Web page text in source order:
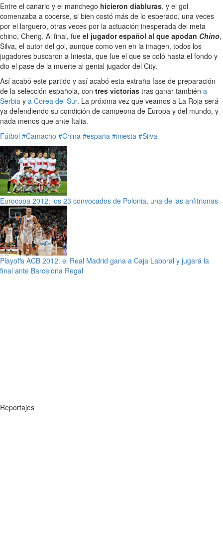
Entre el canario y el manchego hicieron diabluras, y el gol
comenzaba a cocerse, si bien costó más de lo esperado, una veces
por el larguero, otras veces por la actuación inesperada del meta
chino, Cheng. Al final, fue el jugador español al que apodan Chino,
Silva, el autor del gol, aunque como ven en la imagen, todos los
jugadores buscaron a Iniesta, que fue el que se coló hasta el fondo y
dio el pase de la muerte al genial jugador del City.
Así acabó este partido y así acabó esta extraña fase de preparación
de la selección española, con tres victorias tras ganar también a
Serbia y a Corea del Sur. La próxima vez que veamos a La Roja será
ya defendiendo su condición de campeona de Europa y del mundo, y
nada menos que ante Italia.
Fútbol #Camacho #China #españa #iniesta #Silva
Eurocopa 2012: los 23 convocados de Polonia, una de las anfitrionas
Playoffs ACB 2012: el Real Madrid gana a Caja Laboral y jugará la
final ante Barcelona Regal
Reportajes